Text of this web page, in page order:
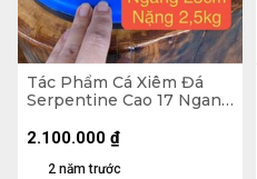
Tác Phẩm Cá Xiêm Đá
Serpentine Cao 17 Ngang
2 năm trước
2.100.000 ₫